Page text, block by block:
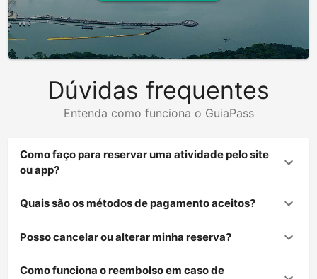
Dúvidas frequentes
Entenda como funciona o GuiaPass
Como faço para reservar uma atividade pelo site
ou app?
Quais são os métodos de pagamento aceitos?
Posso cancelar ou alterar minha reserva?
Como funciona o reembolso em caso de